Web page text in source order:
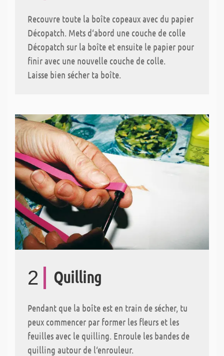
Recouvre toute la boîte copeaux avec du papier
Décopatch. Mets d‘abord une couche de colle
Décopatch sur la boîte et ensuite le papier pour
finir avec une nouvelle couche de colle.
Laisse bien sécher ta boîte.
2 Quilling
Pendant que la boîte est en train de sécher, tu
peux commencer par former les fleurs et les
feuilles avec le quilling. Enroule les bandes de
quilling autour de l‘enrouleur.